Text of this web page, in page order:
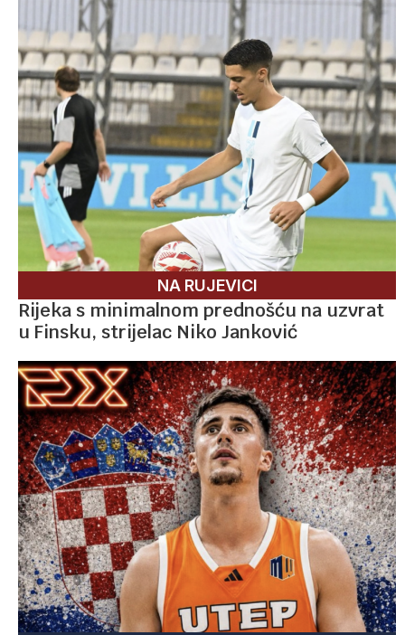
NA RUJEVICI
Rijeka s minimalnom prednošću na uzvrat
u Finsku, strijelac Niko Janković